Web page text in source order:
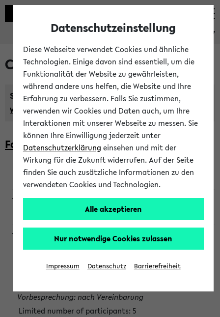
eKVV
Courses taught in English
Semester:
WiSe 2026/2027 SoSe 2026 Previous...
Faculty of Biology
200923
Wendisch, Peters-Wendisch, Stegelmann
Projektmodul "Bakterielle Biotechnologie"
Persönliche Anmeldung beim Veranstalter ist unbedingt
Vorbesprechung: nach Vereinbarung
Limited number of participants: 5
Datenschutzeinstellung
Diese Webseite verwendet Cookies und ähnliche
Technologien. Einige davon sind essentiell, um die
Funktionalität der Website zu gewährleisten,
während andere uns helfen, die Website und Ihre
Erfahrung zu verbessern. Falls Sie zustimmen,
verwenden wir Cookies und Daten auch, um Ihre
Interaktionen mit unserer Webseite zu messen. Sie
können Ihre Einwilligung jederzeit unter
Datenschutzerklärung einsehen und mit der
Wirkung für die Zukunft widerrufen. Auf der Seite
finden Sie auch zusätzliche Informationen zu den
verwendeten Cookies und Technologien.
Alle akzeptieren
Nur notwendige Cookies zulassen
Impressum Datenschutz Barrierefreiheit